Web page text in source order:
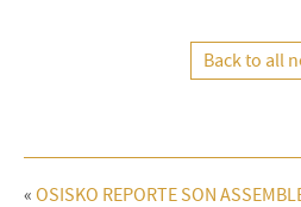
Back to all
« OSISKO REPORTE SON